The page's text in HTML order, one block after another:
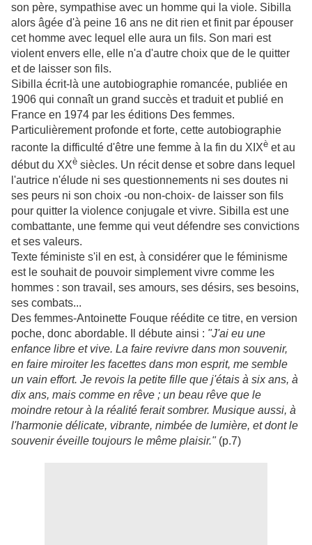
son père, sympathise avec un homme qui la viole. Sibilla
alors âgée d'à peine 16 ans ne dit rien et finit par épouser
cet homme avec lequel elle aura un fils. Son mari est
violent envers elle, elle n'a d'autre choix que de le quitter
et de laisser son fils.
Sibilla écrit-là une autobiographie romancée, publiée en
1906 qui connaît un grand succès et traduit et publié en
France en 1974 par les éditions Des femmes.
Particulièrement profonde et forte, cette autobiographie
raconte la difficulté d'être une femme à la fin du XIXè et au
début du XXè siècles. Un récit dense et sobre dans lequel
l'autrice n'élude ni ses questionnements ni ses doutes ni
ses peurs ni son choix -ou non-choix- de laisser son fils
pour quitter la violence conjugale et vivre. Sibilla est une
combattante, une femme qui veut défendre ses convictions
et ses valeurs.
Texte féministe s'il en est, à considérer que le féminisme
est le souhait de pouvoir simplement vivre comme les
hommes : son travail, ses amours, ses désirs, ses besoins,
ses combats...
Des femmes-Antoinette Fouque réédite ce titre, en version
poche, donc abordable. Il débute ainsi : "J'ai eu une
enfance libre et vive. La faire revivre dans mon souvenir,
en faire miroiter les facettes dans mon esprit, me semble
un vain effort. Je revois la petite fille que j'étais à six ans, à
dix ans, mais comme en rêve ; un beau rêve que le
moindre retour à la réalité ferait sombrer. Musique aussi, à
l'harmonie délicate, vibrante, nimbée de lumière, et dont le
souvenir éveille toujours le même plaisir."(p.7)